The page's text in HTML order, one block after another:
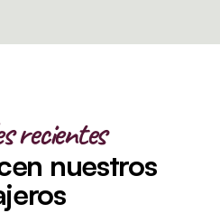
recientes
nuestros